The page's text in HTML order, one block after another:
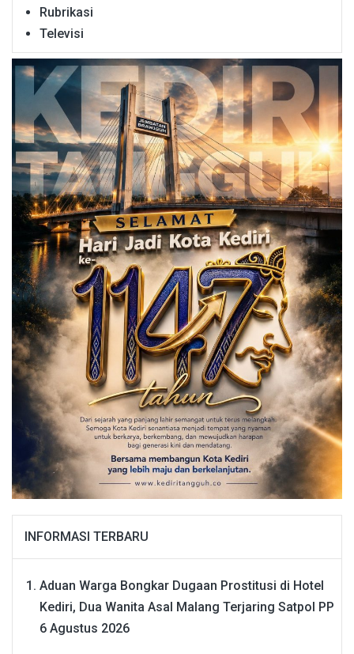
Rubrikasi
Televisi
INFORMASI TERBARU
Aduan Warga Bongkar Dugaan Prostitusi di Hotel
Kediri, Dua Wanita Asal Malang Terjaring Satpol PP
6 Agustus 2026